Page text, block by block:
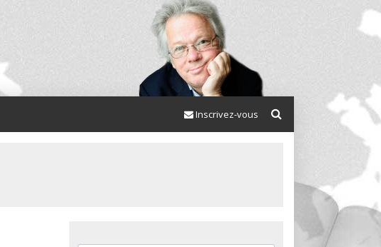
Inscrivez-vous